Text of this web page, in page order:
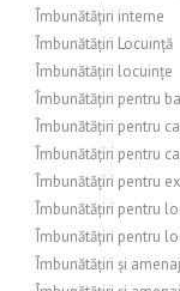
Îmbunătățiri interne
Îmbunătățiri Locuință
Îmbunătățiri locuințe
Îmbunătățiri pentru
Îmbunătățiri pentru
Îmbunătățiri pentru
Îmbunătățiri pentru
Îmbunătățiri pentru
Îmbunătățiri pentru
Îmbunătățiri și